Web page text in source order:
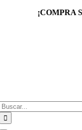
¡COMPRA